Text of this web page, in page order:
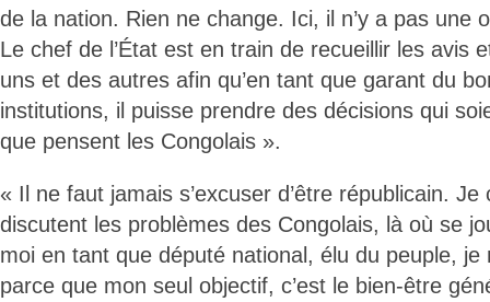
de la nation. Rien ne change. Ici, il n’y a pas une
Le chef de l’État est en train de recueillir les avis
uns et des autres afin qu’en tant que garant du
institutions, il puisse prendre des décisions qui
que pensent les Congolais ».
« Il ne faut jamais s’excuser d’être républicain.
discutent les problèmes des Congolais, là où se
moi en tant que député national, élu du peuple, je
parce que mon seul objectif, c’est le bien-être